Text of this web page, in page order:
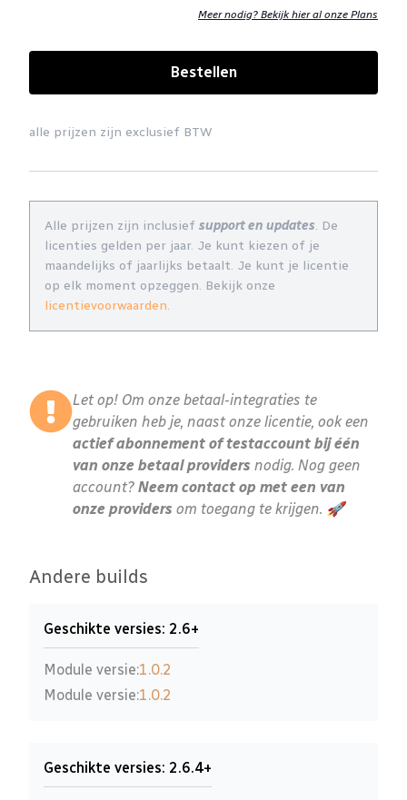
Let op! Om onze betaal-integraties te
gebruiken heb je, naast onze licentie, ook een
actief abonnement of testaccount bij één
van onze betaal providers nodig. Nog geen
account? Neem contact op met een van
onze providers om toegang te krijgen. 🚀
Andere builds
Geschikte versies: 2.6+
Module versie:1.0.2
Module versie:1.0.2
Geschikte versies: 2.6.4+
Meer nodig? Bekijk hier al onze Plans
Bestellen
alle prijzen zijn exclusief BTW
Alle prijzen zijn inclusief support en updates. De
licenties gelden per jaar. Je kunt kiezen of je
maandelijks of jaarlijks betaalt. Je kunt je licentie
op elk moment opzeggen. Bekijk onze
licentievoorwaarden.